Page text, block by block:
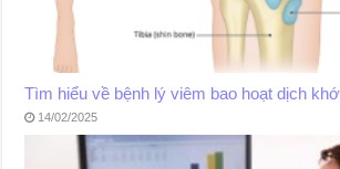
Tìm hiểu về bệnh lý viêm bao hoạt dịch
14/02/2025